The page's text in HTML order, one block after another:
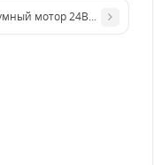
DOM4913471-3
мотор 24В., 530 Вт.,